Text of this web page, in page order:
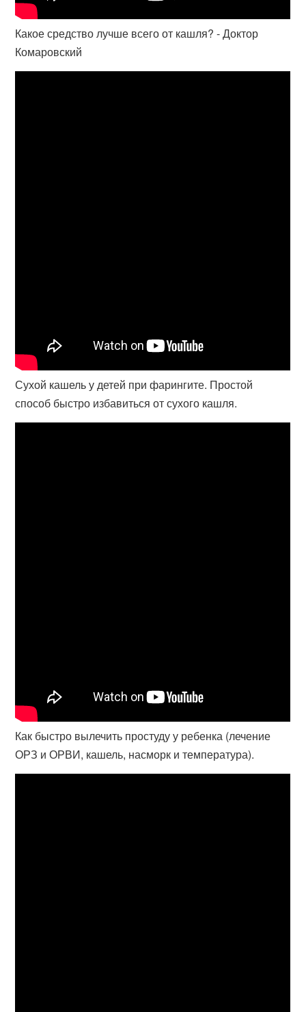
Какое средство лучше всего от кашля? - Доктор
Комаровский
Сухой кашель у детей при фарингите. Простой
способ быстро избавиться от сухого кашля.
Как быстро вылечить простуду у ребенка (лечение
ОРЗ и ОРВИ, кашель, насморк и температура).